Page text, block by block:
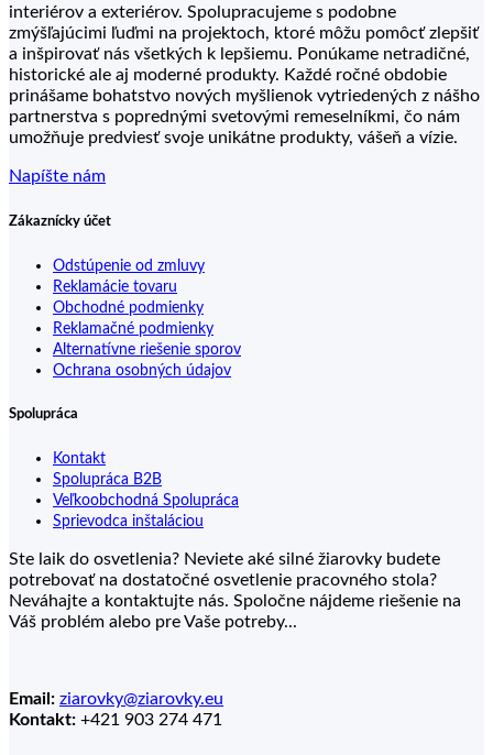
interiérov a exteriérov. Spolupracujeme s podobne
zmýšľajúcimi ľuďmi na projektoch, ktoré môžu pomôcť zlepšiť
a inšpirovať nás všetkých k lepšiemu. Ponúkame netradičné,
historické ale aj moderné produkty. Každé ročné obdobie
prinášame bohatstvo nových myšlienok vytriedených z nášho
partnerstva s poprednými svetovými remeselníkmi, čo nám
umožňuje predviesť svoje unikátne produkty, vášeň a vízie.
Napíšte nám
Zákaznícky účet
Odstúpenie od zmluvy
Reklamácie tovaru
Obchodné podmienky
Reklamačné podmienky
Alternatívne riešenie sporov
Ochrana osobných údajov
Spolupráca
Kontakt
Spolupráca B2B
Veľkoobchodná Spolupráca
Sprievodca inštaláciou
Ste laik do osvetlenia? Neviete aké silné žiarovky budete
potrebovať na dostatočné osvetlenie pracovného stola?
Neváhajte a kontaktujte nás. Spoločne nájdeme riešenie na
Váš problém alebo pre Vaše potreby...
Email: ziarovky@ziarovky.eu
Kontakt: +421 903 274 471